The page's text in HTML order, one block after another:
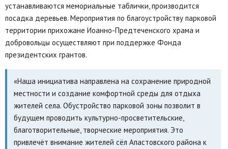
устанавливаются мемориальные таблички, производится
посадка деревьев. Мероприятия по благоустройству парковой
территории прихожане Иоанно-Предтеченского храма и
добровольцы осуществляют при поддержке Фонда
президентских грантов.
«Наша инициатива направлена на сохранение природной
местности и создание комфортной среды для отдыха
жителей села. Обустройство парковой зоны позволит в
будущем проводить культурно-просветительские,
благотворительные, творческие мероприятия. Это
привлечёт внимание жителей сёл Апастовского района к